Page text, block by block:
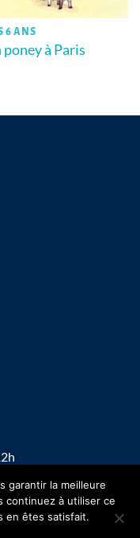
6 ANS
poney à Paris
garantir la meilleure
continuez à utiliser ce
en êtes satisfait.